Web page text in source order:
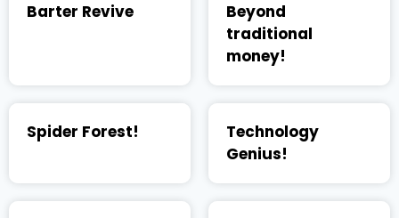
Barter Revive
Beyond
traditional
money!
Spider Forest!
Technology
Genius!